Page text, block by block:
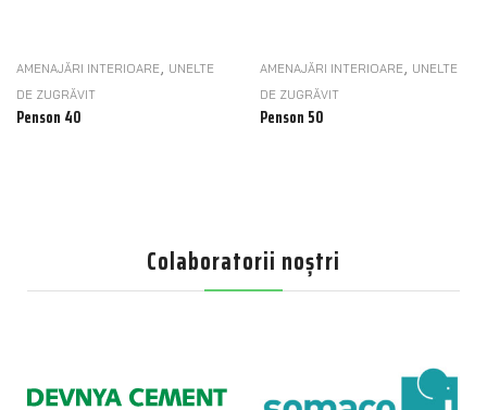
AMENAJĂRI INTERIOARE, UNELTE
DE ZUGRĂVIT
Penson 40
AMENAJĂRI INTERIOARE, UNELTE
DE ZUGRĂVIT
Penson 50
Colaboratorii noștri